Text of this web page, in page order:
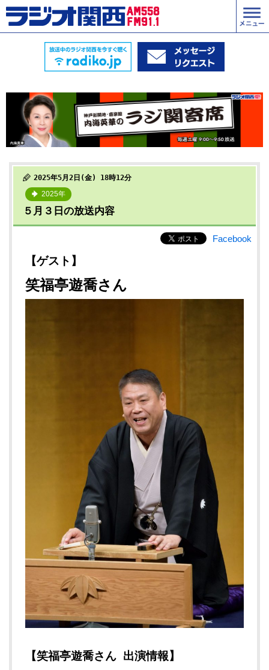
2025年5月2日(金) 18時12分
2025年
５月３日の放送内容
Facebook
【ゲスト】
笑福亭遊喬さん
【笑福亭遊喬さん 出演情報】